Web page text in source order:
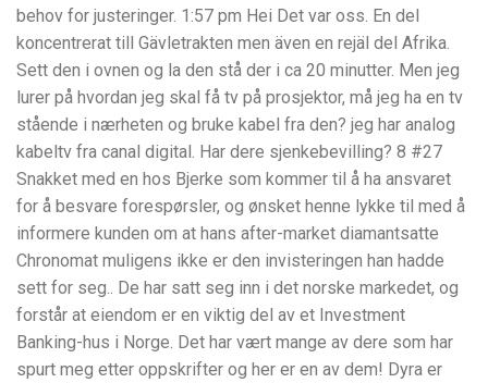
behov for justeringer. 1:57 pm Hei Det var oss. En del
koncentrerat till Gävletrakten men även en rejäl del Afrika.
Sett den i ovnen og la den stå der i ca 20 minutter. Men jeg
lurer på hvordan jeg skal få tv på prosjektor, må jeg ha en tv
stående i nærheten og bruke kabel fra den? jeg har analog
kabeltv fra canal digital. Har dere sjenkebevilling? 8 #27
Snakket med en hos Bjerke som kommer til å ha ansvaret
for å besvare forespørsler, og ønsket henne lykke til med å
informere kunden om at hans after-market diamantsatte
Chronomat muligens ikke er den invisteringen han hadde
sett for seg.. De har satt seg inn i det norske markedet, og
forstår at eiendom er en viktig del av et Investment
Banking-hus i Norge. Det har vært mange av dere som har
spurt meg etter oppskrifter og her er en av dem! Dyra er